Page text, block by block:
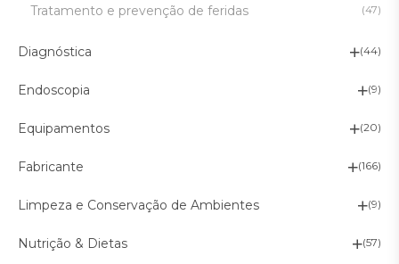
Tratamento e prevenção de feridas (47)
Diagnóstica (44)
Endoscopia (9)
Equipamentos (20)
Fabricante (166)
Limpeza e Conservação de Ambientes (9)
Nutrição & Dietas (57)